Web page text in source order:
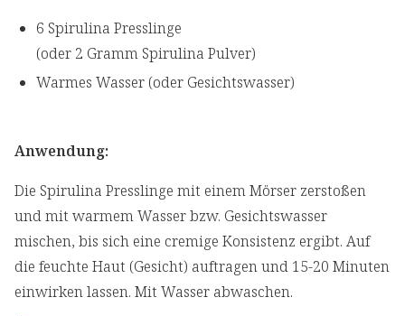
6 Spirulina Presslinge
(oder 2 Gramm Spirulina Pulver)
Warmes Wasser (oder Gesichtswasser)
Anwendung:
Die Spirulina Presslinge mit einem Mörser zerstoßen
und mit warmem Wasser bzw. Gesichtswasser
mischen, bis sich eine cremige Konsistenz ergibt. Auf
die feuchte Haut (Gesicht) auftragen und 15-20 Minuten
einwirken lassen. Mit Wasser abwaschen.